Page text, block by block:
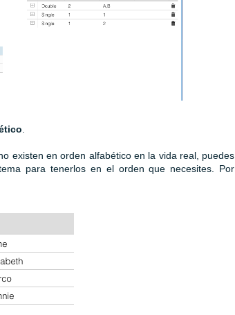
existen en orden alfabético en la vida real, puedes
para tenerlos en el orden que necesites. Por